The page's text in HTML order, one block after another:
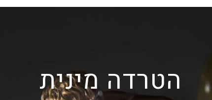
הטרדה מינית